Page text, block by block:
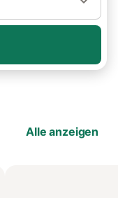
Alle anzeigen